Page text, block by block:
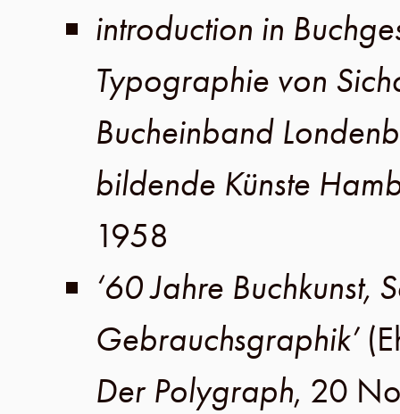
introduction in
Typographie von
Bucheinband
bildende Künste
1958
‘60 Jahre Buchkunst,
Gebrauchsgraphik’
Der Polygraph, 20